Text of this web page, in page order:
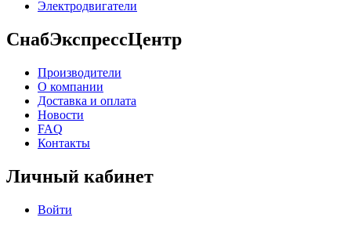
Электродвигатели
СнабЭкспрессЦентр
Производители
О компании
Доставка и оплата
Новости
FAQ
Контакты
Личный кабинет
Войти